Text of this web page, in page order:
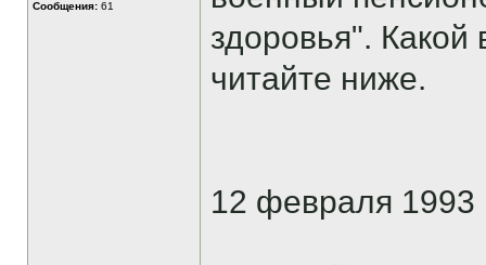
Сообщения: 61
здоровья". Какой
читайте ниже.
12 февраля 1993